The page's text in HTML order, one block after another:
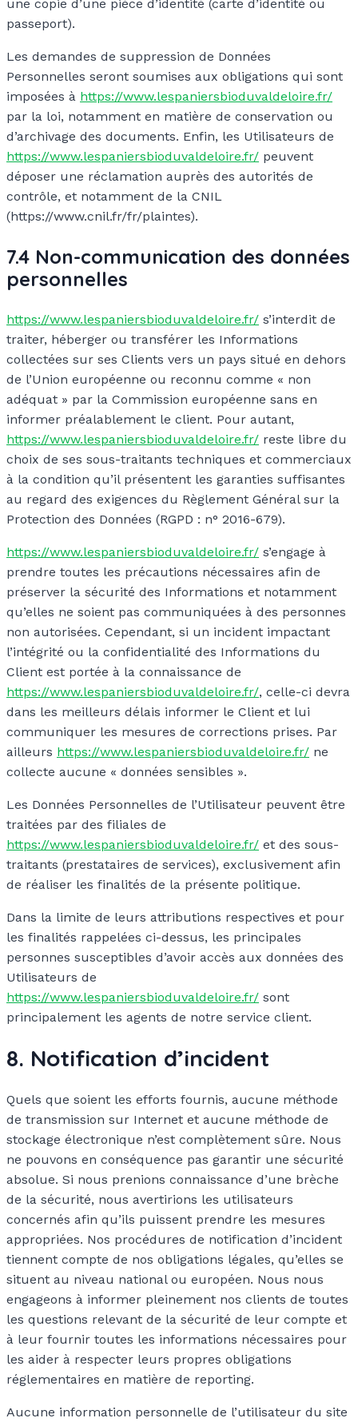
une copie d’une pièce d’identité (carte d’identité ou
passeport).
Les demandes de suppression de Données
Personnelles seront soumises aux obligations qui sont
imposées à https://www.lespaniersbioduvaldeloire.fr/
par la loi, notamment en matière de conservation ou
d’archivage des documents. Enfin, les Utilisateurs de
https://www.lespaniersbioduvaldeloire.fr/ peuvent
déposer une réclamation auprès des autorités de
contrôle, et notamment de la CNIL
(https://www.cnil.fr/fr/plaintes).
7.4 Non-communication des données
personnelles
https://www.lespaniersbioduvaldeloire.fr/ s’interdit de
traiter, héberger ou transférer les Informations
collectées sur ses Clients vers un pays situé en dehors
de l’Union européenne ou reconnu comme « non
adéquat » par la Commission européenne sans en
informer préalablement le client. Pour autant,
https://www.lespaniersbioduvaldeloire.fr/ reste libre du
choix de ses sous-traitants techniques et commerciaux
à la condition qu’il présentent les garanties suffisantes
au regard des exigences du Règlement Général sur la
Protection des Données (RGPD : n° 2016-679).
https://www.lespaniersbioduvaldeloire.fr/ s’engage à
prendre toutes les précautions nécessaires afin de
préserver la sécurité des Informations et notamment
qu’elles ne soient pas communiquées à des personnes
non autorisées. Cependant, si un incident impactant
l’intégrité ou la confidentialité des Informations du
Client est portée à la connaissance de
https://www.lespaniersbioduvaldeloire.fr/, celle-ci devra
dans les meilleurs délais informer le Client et lui
communiquer les mesures de corrections prises. Par
ailleurs https://www.lespaniersbioduvaldeloire.fr/ ne
collecte aucune « données sensibles ».
Les Données Personnelles de l’Utilisateur peuvent être
traitées par des filiales de
https://www.lespaniersbioduvaldeloire.fr/ et des sous-
traitants (prestataires de services), exclusivement afin
de réaliser les finalités de la présente politique.
Dans la limite de leurs attributions respectives et pour
les finalités rappelées ci-dessus, les principales
personnes susceptibles d’avoir accès aux données des
Utilisateurs de
https://www.lespaniersbioduvaldeloire.fr/ sont
principalement les agents de notre service client.
8. Notification d’incident
Quels que soient les efforts fournis, aucune méthode
de transmission sur Internet et aucune méthode de
stockage électronique n’est complètement sûre. Nous
ne pouvons en conséquence pas garantir une sécurité
absolue. Si nous prenions connaissance d’une brèche
de la sécurité, nous avertirions les utilisateurs
concernés afin qu’ils puissent prendre les mesures
appropriées. Nos procédures de notification d’incident
tiennent compte de nos obligations légales, qu’elles se
situent au niveau national ou européen. Nous nous
engageons à informer pleinement nos clients de toutes
les questions relevant de la sécurité de leur compte et
à leur fournir toutes les informations nécessaires pour
les aider à respecter leurs propres obligations
réglementaires en matière de reporting.
Aucune information personnelle de l’utilisateur du site